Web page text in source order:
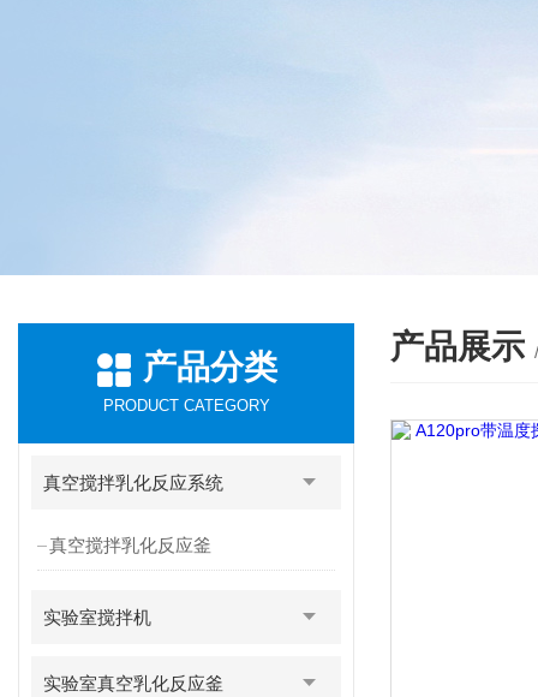
产品分类
PRODUCT CATEGORY
真空搅拌乳化反应系统
真空搅拌乳化反应釜
实验室搅拌机
实验室真空乳化反应釜
产品展示